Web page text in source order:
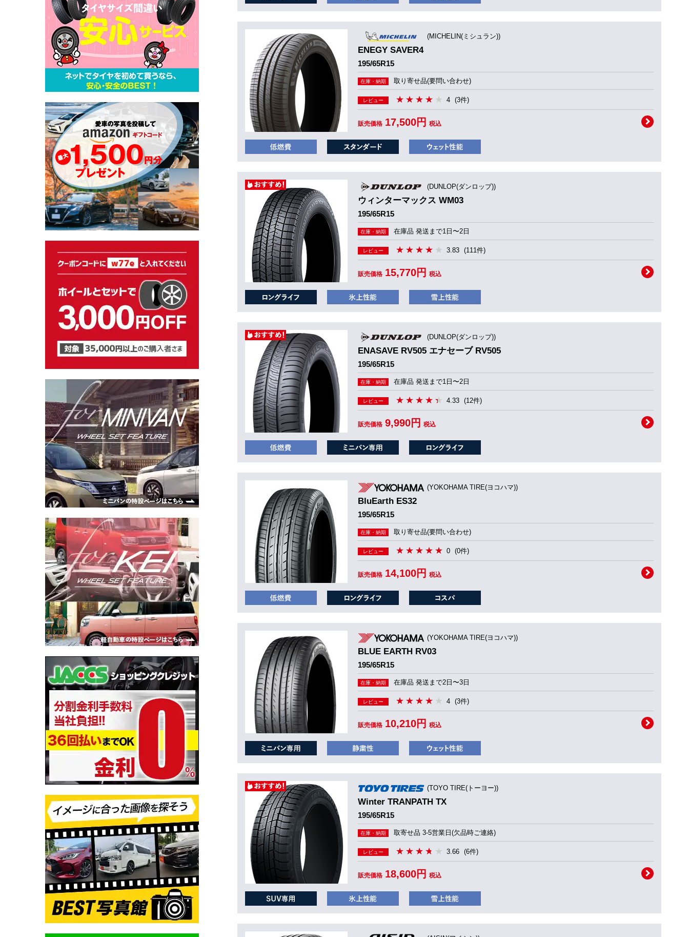
(MICHELIN(ミシュラン))
ENEGY SAVER4
195/65R15
在庫・納期 取り寄せ品(要問い合わせ)
レビュー 4 (3件)
販売価格 17,500円 税込
(DUNLOP(ダンロップ))
ウィンターマックス WM03
195/65R15
在庫・納期 在庫品 発送まで1日〜2日
レビュー 3.83 (111件)
販売価格 15,770円 税込
(DUNLOP(ダンロップ))
ENASAVE RV505 エナセーブ RV505
195/65R15
在庫・納期 在庫品 発送まで1日〜2日
レビュー 4.33 (12件)
販売価格 9,990円 税込
(YOKOHAMA TIRE(ヨコハマ))
BluEarth ES32
195/65R15
在庫・納期 取り寄せ品(要問い合わせ)
レビュー 0 (0件)
販売価格 14,100円 税込
(YOKOHAMA TIRE(ヨコハマ))
BLUE EARTH RV03
195/65R15
在庫・納期 在庫品 発送まで2日〜3日
レビュー 4 (3件)
販売価格 10,210円 税込
(TOYO TIRE(トーヨー))
Winter TRANPATH TX
195/65R15
在庫・納期 取寄せ品 3-5営業日(欠品時ご連絡)
レビュー 3.66 (6件)
販売価格 18,600円 税込